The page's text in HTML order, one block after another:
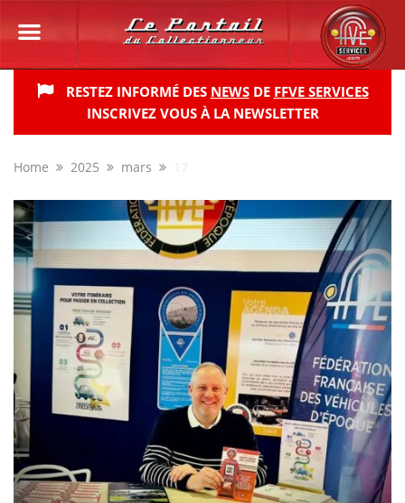
RESTEZ INFORMÉ DES NEWSDE FFVE SERVICES
INSCRIVEZ VOUS À LA NEWSLETTER
Home 2025 mars